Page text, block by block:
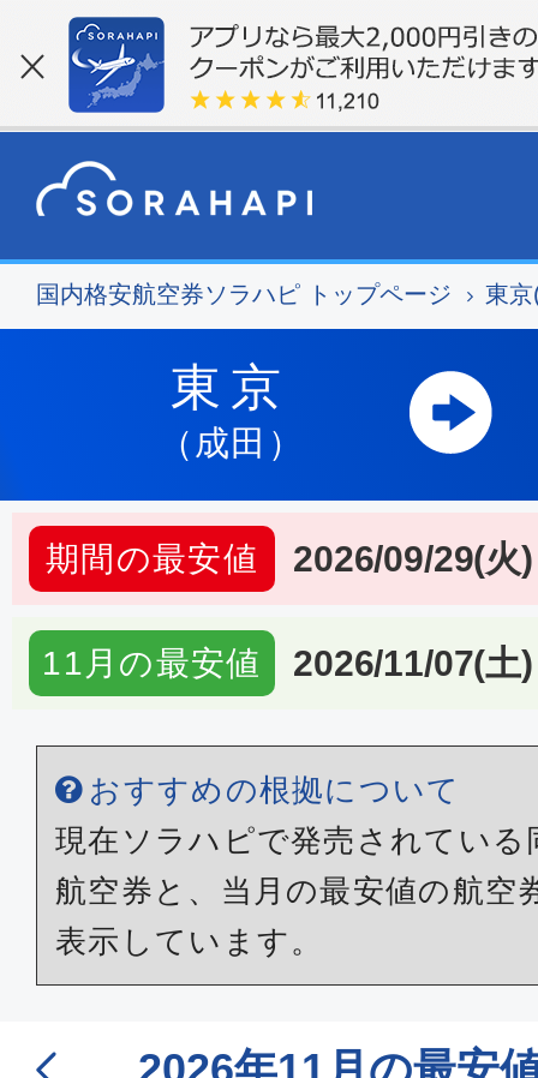
国内格安航空券ソラハピ トップページ 東
東京
（成田）
期間の最安値 2026/09/29(火)
11月の最安値 2026/11/07(土)
おすすめの根拠について
現在ソラハピで発売されている
航空券と、当月の最安値の航空
表示しています。